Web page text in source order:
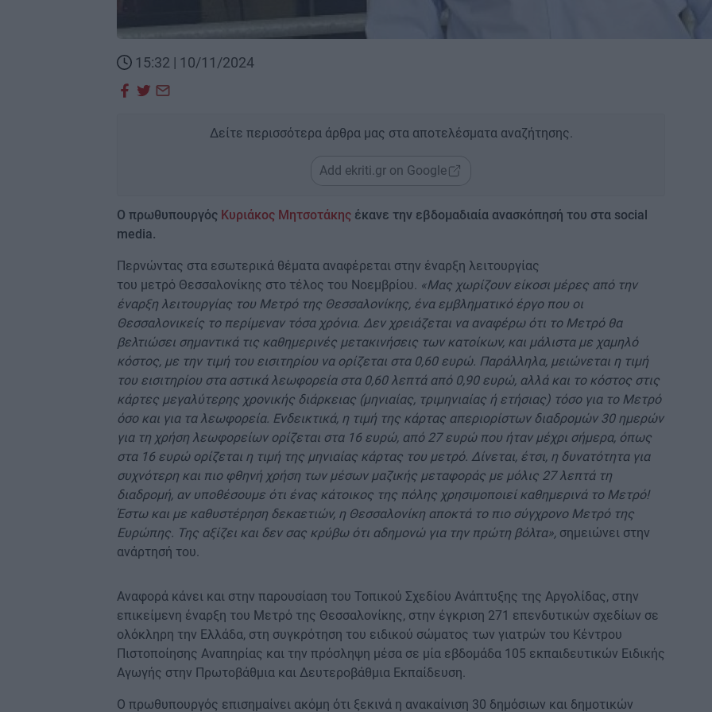
15:32 | 10/11/2024
Δείτε περισσότερα άρθρα μας στα αποτελέσματα αναζήτησης.
Add ekriti.gr on Google
Ο πρωθυπουργός Κυριάκος Μητσοτάκης έκανε την εβδομαδιαία ανασκόπησή του στα social
media.
Περνώντας στα εσωτερικά θέματα αναφέρεται στην έναρξη λειτουργίας
του μετρό Θεσσαλονίκης στο τέλος του Νοεμβρίου. «Μας χωρίζουν είκοσι μέρες από την
έναρξη λειτουργίας του Μετρό της Θεσσαλονίκης, ένα εμβληματικό έργο που οι
Θεσσαλονικείς το περίμεναν τόσα χρόνια. Δεν χρειάζεται να αναφέρω ότι το Μετρό θα
βελτιώσει σημαντικά τις καθημερινές μετακινήσεις των κατοίκων, και μάλιστα με χαμηλό
κόστος, με την τιμή του εισιτηρίου να ορίζεται στα 0,60 ευρώ. Παράλληλα, μειώνεται η τιμή
του εισιτηρίου στα αστικά λεωφορεία στα 0,60 λεπτά από 0,90 ευρώ, αλλά και το κόστος στις
κάρτες μεγαλύτερης χρονικής διάρκειας (μηνιαίας, τριμηνιαίας ή ετήσιας) τόσο για το Μετρό
όσο και για τα λεωφορεία. Ενδεικτικά, η τιμή της κάρτας απεριορίστων διαδρομών 30 ημερών
για τη χρήση λεωφορείων ορίζεται στα 16 ευρώ, από 27 ευρώ που ήταν μέχρι σήμερα, όπως
στα 16 ευρώ ορίζεται η τιμή της μηνιαίας κάρτας του μετρό. Δίνεται, έτσι, η δυνατότητα για
συχνότερη και πιο φθηνή χρήση των μέσων μαζικής μεταφοράς με μόλις 27 λεπτά τη
διαδρομή, αν υποθέσουμε ότι ένας κάτοικος της πόλης χρησιμοποιεί καθημερινά το Μετρό!
Έστω και με καθυστέρηση δεκαετιών, η Θεσσαλονίκη αποκτά το πιο σύγχρονο Μετρό της
Ευρώπης. Της αξίζει και δεν σας κρύβω ότι αδημονώ για την πρώτη βόλτα», σημειώνει στην
ανάρτησή του.
Αναφορά κάνει και στην παρουσίαση του Τοπικού Σχεδίου Ανάπτυξης της Αργολίδας, στην
επικείμενη έναρξη του Μετρό της Θεσσαλονίκης, στην έγκριση 271 επενδυτικών σχεδίων σε
ολόκληρη την Ελλάδα, στη συγκρότηση του ειδικού σώματος των γιατρών του Κέντρου
Πιστοποίησης Αναπηρίας και την πρόσληψη μέσα σε μία εβδομάδα 105 εκπαιδευτικών Ειδικής
Αγωγής στην Πρωτοβάθμια και Δευτεροβάθμια Εκπαίδευση.
Ο πρωθυπουργός επισημαίνει ακόμη ότι ξεκινά η ανακαίνιση 30 δημόσιων και δημοτικών